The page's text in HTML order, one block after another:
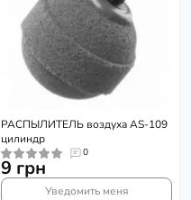
РАСПЫЛИТЕЛЬ воздуха AS-109
цилиндр
0
9 грн
Уведомить меня